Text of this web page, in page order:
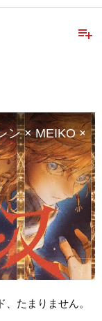
playlist_add
ン × MEIKO ×
たまりません。